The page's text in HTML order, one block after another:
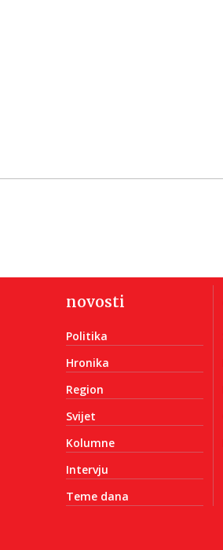
novosti
Politika
Hronika
Region
Svijet
Kolumne
Intervju
Teme dana